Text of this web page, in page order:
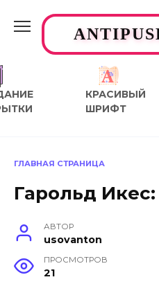
содержанию
КРАСИВЫЙ
ШРИФТ
ГЛАВНАЯ СТРАНИЦА
Гарольд
АВТОР
usovanton
ПРОСМОТРОВ
21